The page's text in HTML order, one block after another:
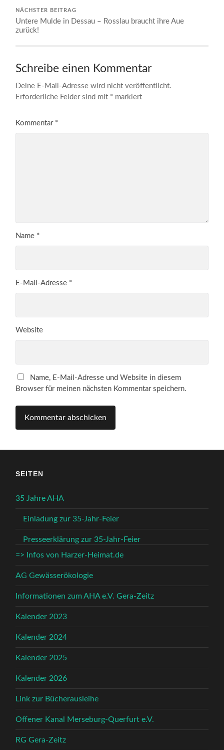
NÄCHSTER BEITRAG
Untere Mulde in Dessau – Rosslau braucht ihre Aue
zurück!
Schreibe einen Kommentar
Deine E-Mail-Adresse wird nicht veröffentlicht.
Erforderliche Felder sind mit * markiert
Kommentar *
Name *
E-Mail-Adresse *
Website
Name, E-Mail-Adresse und Website in diesem
Browser für meinen nächsten Kommentar speichern.
SEITEN
35 Jahre AHA
Einladung zur 35-Jahr-Feier
Presseerklärung zur 35-Jahr-Feier
=> Infos von Harzer-Heimat.de
AG Gewässerökologie
Informationen zum AHA e.V. Gera-Zeitz
Kalender 2023
Kalender 2024
Kalender 2025
Kalender 2026
Link zur Bücherausleihe
Offener Kanal Merseburg-Querfurt e.V.
RG Gera-Zeitz